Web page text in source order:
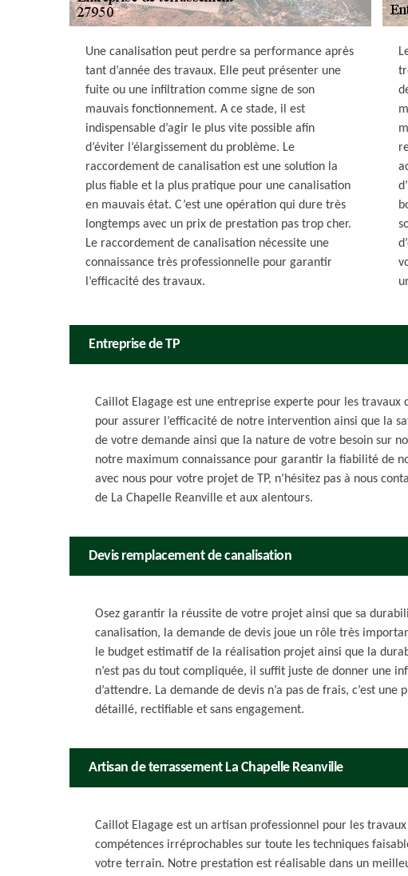
Une canalisation peut perdre sa performance après
tant d’année des travaux. Elle peut présenter une
fuite ou une infiltration comme signe de son
mauvais fonctionnement. A ce stade, il est
indispensable d’agir le plus vite possible afin
d’éviter l’élargissement du problème. Le
raccordement de canalisation est une solution la
plus fiable et la plus pratique pour une canalisation
en mauvais état. C’est une opération qui dure très
longtemps avec un prix de prestation pas trop cher.
Le raccordement de canalisation nécessite une
connaissance très professionnelle pour garantir
l’efficacité des travaux.
Entreprise de TP
Caillot Elagage est une entreprise experte pour les travaux
pour assurer l’efficacité de notre intervention ainsi que la
de votre demande ainsi que la nature de votre besoin sur
notre maximum connaissance pour garantir la fiabilité de
avec nous pour votre projet de TP, n’hésitez pas à nous
de La Chapelle Reanville et aux alentours.
Devis remplacement de canalisation
Osez garantir la réussite de votre projet ainsi que sa
canalisation, la demande de devis joue un rôle très
le budget estimatif de la réalisation projet ainsi que la
n’est pas du tout compliquée, il suffit juste de donner une
d’attendre. La demande de devis n’a pas de frais, c’est
détaillé, rectifiable et sans engagement.
Artisan de terrassement La Chapelle Reanville
Caillot Elagage est un artisan professionnel pour les
compétences irréprochables sur toute les techniques
votre terrain. Notre prestation est réalisable dans un